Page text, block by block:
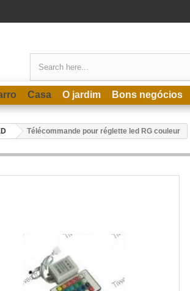
Casa O jardim Bons negócios
Télécommande pour réglette led RG couleur